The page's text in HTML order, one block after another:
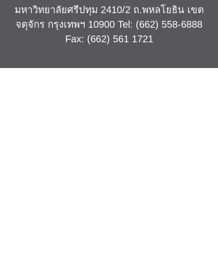
มหาวิทยาลัยศรีปทุม 2410/2 ถ.พหลโยธิน เขต
จตุจักร กรุงเทพฯ 10900 Tel: (662) 558-6888
Fax: (662) 561 1721